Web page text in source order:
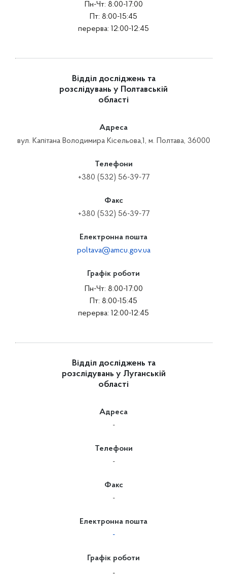
Пн-Чт: 8:00-17:00
Пт: 8:00-15:45
перерва: 12:00-12:45
Відділ досліджень та
розслідувань у Полтавській
області
Адреса
вул. Капітана Володимира Кісельова,1, м. Полтава, 36000
Телефони
+380 (532) 56-39-77
Факс
+380 (532) 56-39-77
Електронна пошта
poltava@amcu.gov.ua
Графік роботи
Пн-Чт: 8:00-17:00
Пт: 8:00-15:45
перерва: 12:00-12:45
Відділ досліджень та
розслідувань у Луганській
області
Адреса
-
Телефони
-
Факс
-
Електронна пошта
-
Графік роботи
-